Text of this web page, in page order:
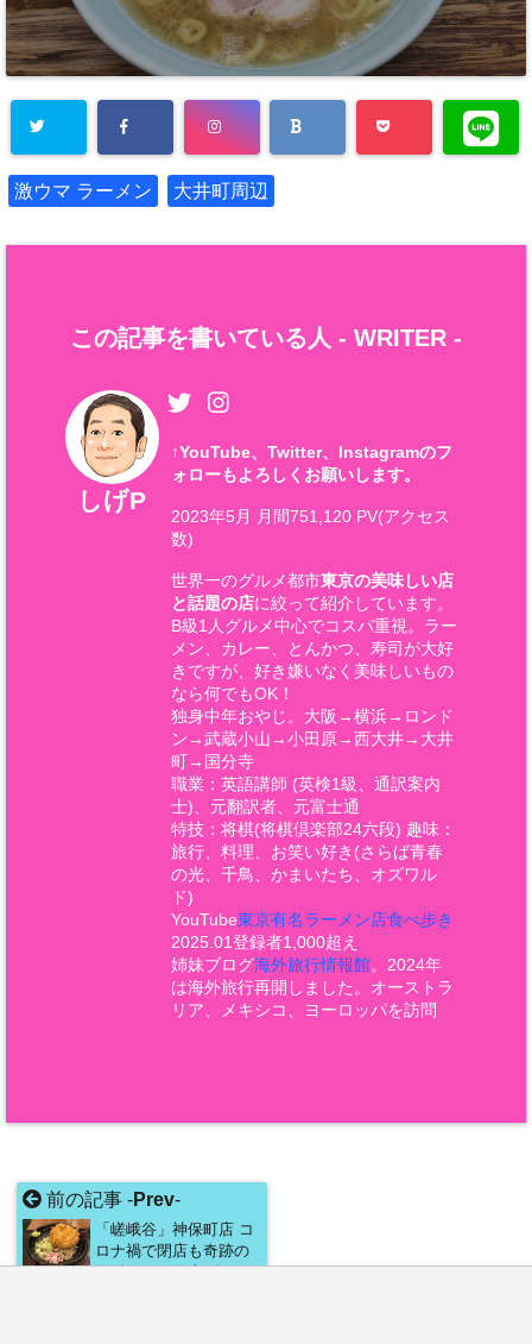
激ウマ ラーメン 大井町周辺
この記事を書いている人 - WRITER -
しげP
↑YouTube、Twitter、Instagramのフ
ォローもよろしくお願いします。
2023年5月 月間751,120 PV(アクセス
数)
世界一のグルメ都市東京の美味しい店
と話題の店に絞って紹介しています。
B級1人グルメ中心でコスパ重視。ラー
メン、カレー、とんかつ、寿司が大好
きですが、好き嫌いなく美味しいもの
なら何でもOK！
独身中年おやじ。大阪→横浜→ロンド
ン→武蔵小山→小田原→西大井→大井
町→国分寺
職業：英語講師 (英検1級、通訳案内
士)、元翻訳者、元富士通
特技：将棋(将棋倶楽部24六段) 趣味：
旅行、料理、お笑い好き(さらば青春
の光、千鳥、かまいたち、オズワル
ド)
YouTube東京有名ラーメン店食べ歩き
2025.01登録者1,000超え
姉妹ブログ海外旅行情報館。2024年
は海外旅行再開しました。オーストラ
リア、メキシコ、ヨーロッパを訪問
前の記事 -Prev-
「嵯峨谷」神保町店 コ
ロナ禍で閉店も奇跡の
復活！ただ値上げあり